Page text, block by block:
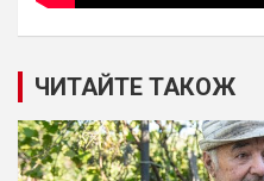
ЧИТАЙТЕ ТАКОЖ